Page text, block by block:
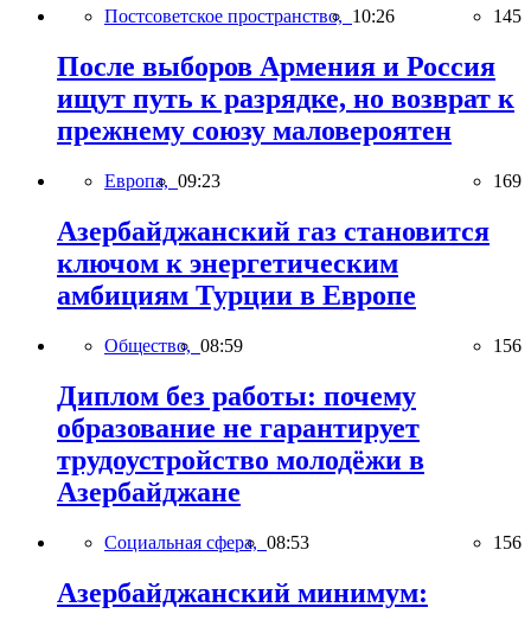
Постсоветское пространство, 10:26 145
После выборов Армения и Россия
ищут путь к разрядке, но возврат к
прежнему союзу маловероятен
Европа, 09:23 169
Азербайджанский газ становится
ключом к энергетическим
амбициям Турции в Европе
Общество, 08:59 156
Диплом без работы: почему
образование не гарантирует
трудоустройство молодёжи в
Азербайджане
Социальная сфера, 08:53 156
Азербайджанский минимум: